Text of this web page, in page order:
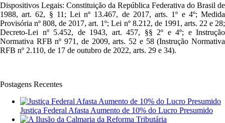
Dispositivos Legais: Constituição da República Federativa do Brasil de
1988, art. 62, § 11; Lei nº 13.467, de 2017, arts. 1º e 4º; Medida
Provisória nº 808, de 2017, art. 1º; Lei nº 8.212, de 1991, arts. 22 e 28;
Decreto-Lei nº 5.452, de 1943, art. 457, §§ 2º e 4º; e Instrução
Normativa RFB nº 971, de 2009, arts. 52 e 58 (Instrução Normativa
RFB nº 2.110, de 17 de outubro de 2022, arts. 29 e 34).
Postagens Recentes
Justiça Federal Afasta Aumento de 10% do Lucro Presumido